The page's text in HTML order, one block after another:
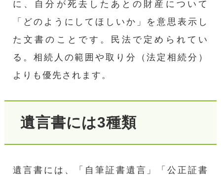
に、自分が死去したあとの財産について
「どのようにしてほしいか」を意思表示し
た文書のことです。民法で定められてい
る。相続人の範囲や取り分（法定相続分）
よりも優先されます。
遺言書には3種類
遺言書には、「自筆証書遺言」「公正証書